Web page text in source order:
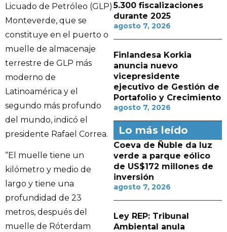
Licuado de Petróleo (GLP)
Monteverde, que se
constituye en el puerto o
muelle de almacenaje
terrestre de GLP más
moderno de
Latinoamérica y el
segundo más profundo
del mundo, indicó el
presidente Rafael Correa.
“El muelle tiene un
kilómetro y medio de
largo y tiene una
profundidad de 23
metros, después del
muelle de Róterdam
5.300 fiscalizaciones
durante 2025
agosto 7, 2026
Finlandesa Korkia
anuncia nuevo
vicepresidente
ejecutivo de Gestión de
Portafolio y Crecimiento
agosto 7, 2026
Lo más leído
Coeva de Ñuble da luz
verde a parque eólico
de US$172 millones de
inversión
agosto 7, 2026
Ley REP: Tribunal
Ambiental anula